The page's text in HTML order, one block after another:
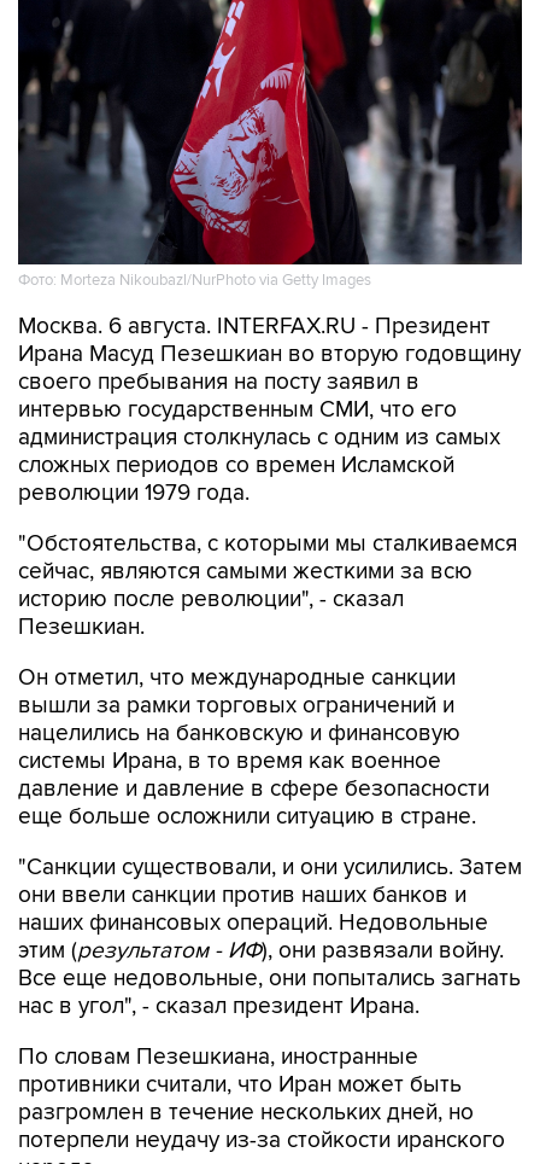
Фото: Morteza Nikoubazl/NurPhoto via Getty Images
Москва. 6 августа. INTERFAX.RU - Президент
Ирана Масуд Пезешкиан во вторую годовщину
своего пребывания на посту заявил в
интервью государственным СМИ, что его
администрация столкнулась с одним из самых
сложных периодов со времен Исламской
революции 1979 года.
"Обстоятельства, с которыми мы сталкиваемся
сейчас, являются самыми жесткими за всю
историю после революции", - сказал
Пезешкиан.
Он отметил, что международные санкции
вышли за рамки торговых ограничений и
нацелились на банковскую и финансовую
системы Ирана, в то время как военное
давление и давление в сфере безопасности
еще больше осложнили ситуацию в стране.
"Санкции существовали, и они усилились. Затем
они ввели санкции против наших банков и
наших финансовых операций. Недовольные
этим (результатом - ИФ), они развязали войну.
Все еще недовольные, они попытались загнать
нас в угол", - сказал президент Ирана.
По словам Пезешкиана, иностранные
противники считали, что Иран может быть
разгромлен в течение нескольких дней, но
потерпели неудачу из-за стойкости иранского